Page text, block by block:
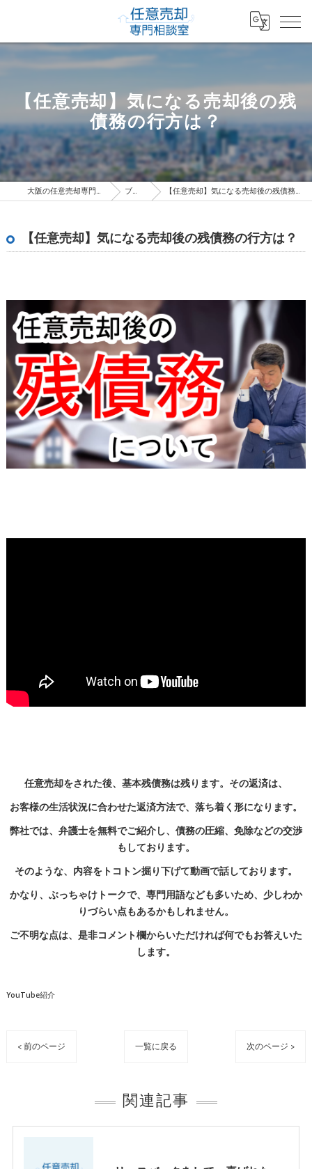
【任意売却】気になる売却後の残
債務の行方は？
大阪の任意売却専門相談室 ブログ 【任意売却】気になる売却後の残債務の行方は？
【任意売却】気になる売却後の残債務の行方は？
任意売却をされた後、基本残債務は残ります。その返済は、
お客様の生活状況に合わせた返済方法で、落ち着く形になります。
弊社では、弁護士を無料でご紹介し、債務の圧縮、免除などの交渉
もしております。
そのような、内容をトコトン掘り下げて動画で話しております。
かなり、ぶっちゃけトークで、専門用語なども多いため、少しわか
りづらい点もあるかもしれません。
ご不明な点は、是非コメント欄からいただければ何でもお答えいた
します。
YouTube紹介
< 前のページ 一覧に戻る 次のページ >
関連記事